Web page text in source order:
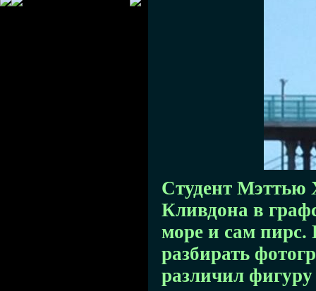
Студент Мэттью
Кливдона в
море и сам пирс.
разбирать
различил фигуру